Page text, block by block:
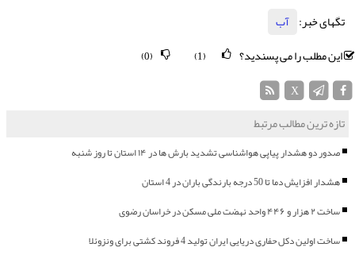
تگهای خبر:
آب
این مطلب را می پسندید؟
(0)
تازه ترین مطالب مرتبط
صدور دو هشدار پیاپی هواشناسی تشدید بارش ها در ۱۴ استان تا روز شنبه
هشدار افزایش دما تا 50 درجه بارندگی باران در 4 استان
ساخت ۲ هزار و ۴۴۶ واحد نهضت ملی مسکن در خراسان رضوی
ساخت اولین دکل حفاری دریایی ایران تولید 4 فروند کشتی برای ونزوئلا